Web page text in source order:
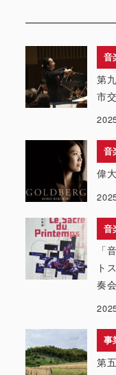
音
第
市
音
偉
音
「
ト
奏会
事
第